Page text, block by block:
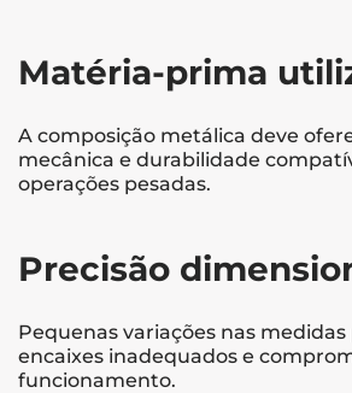
Matéria-prima
A composição metálica deve
mecânica e durabilidade
operações pesadas.
Precisão
Pequenas variações nas
encaixes inadequados e
funcionamento.